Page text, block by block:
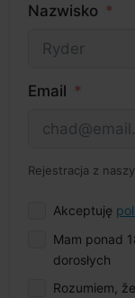
Nazwisko
Email
Rejestracja z
Akceptuję
Mam ponad
dorosłych
Rozumiem,